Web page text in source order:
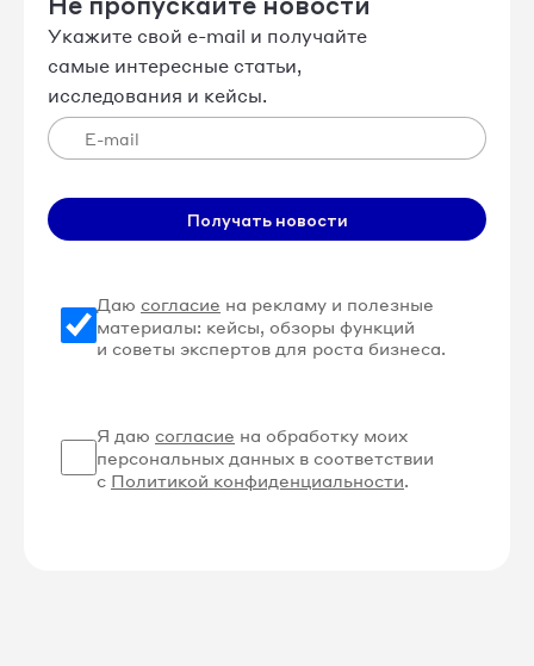
Укажите свой e-mail и получайте
самые интересные статьи,
исследования и кейсы.
Получать новости
Даю согласие на рекламу и полезные
материалы: кейсы, обзоры функций
и советы экспертов для роста бизнеса.
Я даю согласие на обработку моих
персональных данных в соответствии
с Политикой конфиденциальности.